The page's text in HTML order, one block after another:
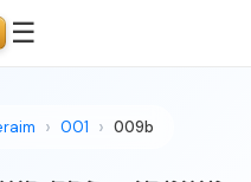
☰
001 009b